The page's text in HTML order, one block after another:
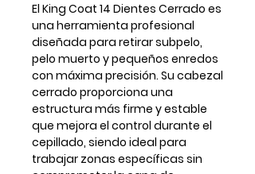
El King Coat 14 Dientes Cerrado es
una herramienta profesional
diseñada para retirar subpelo,
pelo muerto y pequeños enredos
con máxima precisión. Su cabezal
cerrado proporciona una
estructura más firme y estable
que mejora el control durante el
cepillado, siendo ideal para
trabajar zonas específicas sin